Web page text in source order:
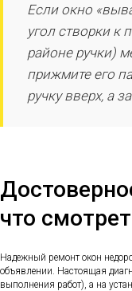
Если окно
угол створки к
районе ручки)
прижмите его
ручку вверх, а
что
Надежный ремонт окон
объявлении. Настоящая
выполнения работ), а на